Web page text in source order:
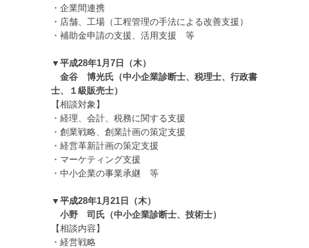
・企業間連携
・店舗、工場（工程管理の手法による改善支援）
・補助金申請の支援、活用支援 等
▼平成28年1月7日（木）
金谷 博光氏（中小企業診断士、税理士、行政書
士、１級販売士）
【相談対象】
・経理、会計、税務に関する支援
・創業戦略、創業計画の策定支援
・経営革新計画の策定支援
・マーケティング支援
・中小企業の事業承継 等
▼平成28年1月21日（木）
小野 司氏（中小企業診断士、技術士）
【相談内容】
・経営戦略